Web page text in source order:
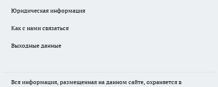
Юридическая информация
Как с нами связаться
Выходные данные
Вся информация, размещенная на данном сайте, охраняется в